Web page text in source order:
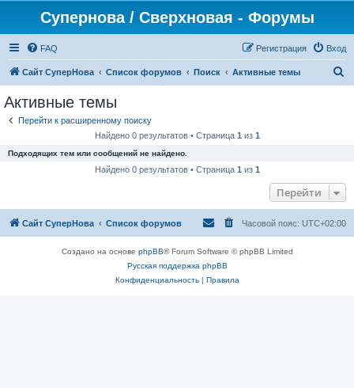
Супернова / Сверхновая - Форумы
FAQ Вход
Регистрация
Сайт СуперНова Список форумов Поиск Активные темы
Активные темы
Перейти к расширенному поиску
Найдено 0 результатов • Страница 1 из 1
Подходящих тем или сообщений не найдено.
Найдено 0 результатов • Страница 1 из 1
Перейти
Сайт СуперНова Список форумов Часовой пояс: UTC+02:00
Создано на основе phpBB® Forum Software © phpBB Limited
Русская поддержка phpBB
Конфиденциальность| Правила